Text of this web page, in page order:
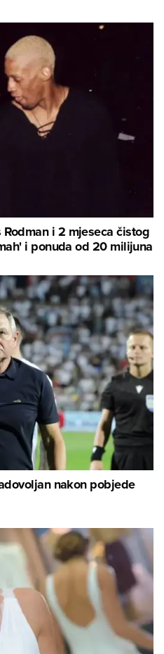
i 2 mjeseca čistog
i ponuda od 20 milijuna
nakon pobjede